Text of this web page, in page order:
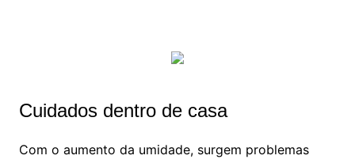
Cuidados dentro de casa
Com o aumento da umidade, surgem problemas